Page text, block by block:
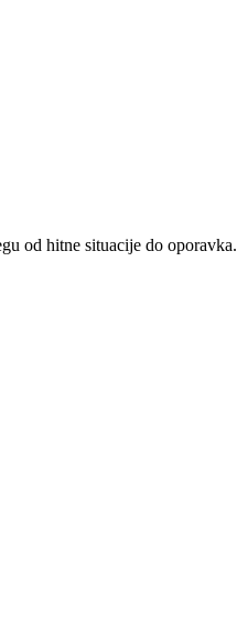
od hitne situacije do oporavka.